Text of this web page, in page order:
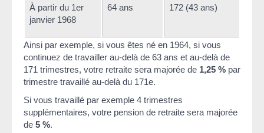
À partir du 1er
janvier 1968
64 ans 172 (43 ans)
Ainsi par exemple, si vous êtes né en 1964, si vous
continuez de travailler au-delà de 63 ans et au-delà de
171 trimestres, votre retraite sera majorée de 1,25 % par
trimestre travaillé au-delà du 171e.
Si vous travaillé par exemple 4 trimestres
supplémentaires, votre pension de retraite sera majorée
de 5 %.